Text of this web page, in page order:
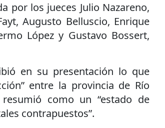
por los jueces Julio Nazareno,
Augusto Belluscio, Enrique
López y Gustavo Bossert,
en su presentación lo que
entre la provincia de Río
como un “estado de
contrapuestos”.